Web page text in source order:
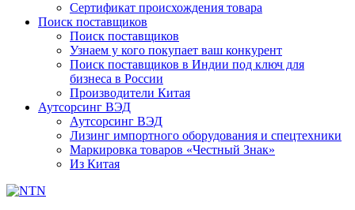
Сертификат происхождения товара
Поиск поставщиков
Поиск поставщиков
Узнаем у кого покупает ваш конкурент
Поиск поставщиков в Индии под ключ для
бизнеса в России
Производители Китая
Аутсорсинг ВЭД
Аутсорсинг ВЭД
Лизинг импортного оборудования и спецтехники
Маркировка товаров «Честный Знак»
Из Китая